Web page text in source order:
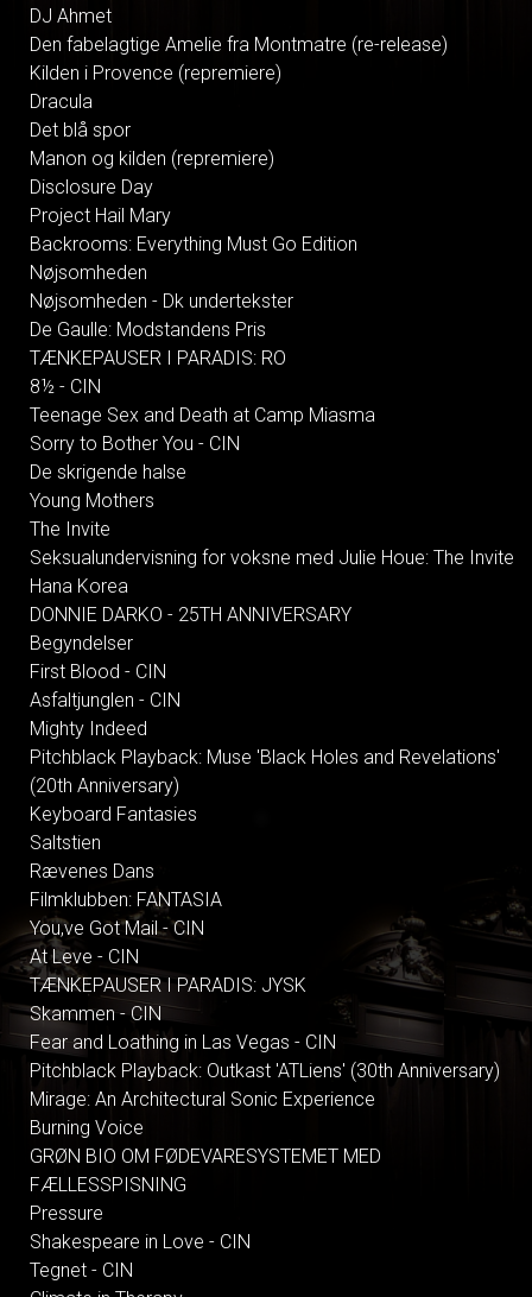
DJ Ahmet
Den fabelagtige Amelie fra Montmatre (re-release)
Kilden i Provence (repremiere)
Dracula
Det blå spor
Manon og kilden (repremiere)
Disclosure Day
Project Hail Mary
Backrooms: Everything Must Go Edition
Nøjsomheden
Nøjsomheden - Dk undertekster
De Gaulle: Modstandens Pris
TÆNKEPAUSER I PARADIS: RO
8½ - CIN
Teenage Sex and Death at Camp Miasma
Sorry to Bother You - CIN
De skrigende halse
Young Mothers
The Invite
Seksualundervisning for voksne med Julie Houe: The Invite
Hana Korea
DONNIE DARKO - 25TH ANNIVERSARY
Begyndelser
First Blood - CIN
Asfaltjunglen - CIN
Mighty Indeed
Pitchblack Playback: Muse 'Black Holes and Revelations'
(20th Anniversary)
Keyboard Fantasies
Saltstien
Rævenes Dans
Filmklubben: FANTASIA
You,ve Got Mail - CIN
At Leve - CIN
TÆNKEPAUSER I PARADIS: JYSK
Skammen - CIN
Fear and Loathing in Las Vegas - CIN
Pitchblack Playback: Outkast 'ATLiens' (30th Anniversary)
Mirage: An Architectural Sonic Experience
Burning Voice
GRØN BIO OM FØDEVARESYSTEMET MED
FÆLLESSPISNING
Pressure
Shakespeare in Love - CIN
Tegnet - CIN